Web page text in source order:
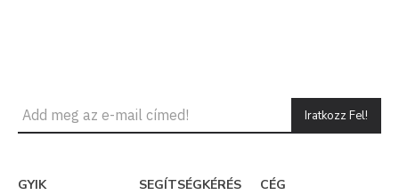
Iratkozz Fel!
GYIK SEGÍTSÉGKÉRÉS CÉG